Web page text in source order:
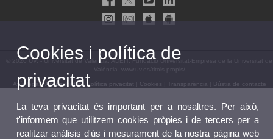
© 2026 UV. - Universitat de València. ADEIT, Fundació Universitat-Empresa de la Universitat de
València. www.uv.es/titols-propis/
Avís legal|Accessibilitat| Política privacitat Cookies Transparència Bústia de contacte
Cookies i política de
privacitat
La teva privacitat és important per a nosaltres. Per això,
t'informem que utilitzem cookies pròpies i de tercers per a
realitzar anàlisis d'ús i mesurament de la nostra pàgina web